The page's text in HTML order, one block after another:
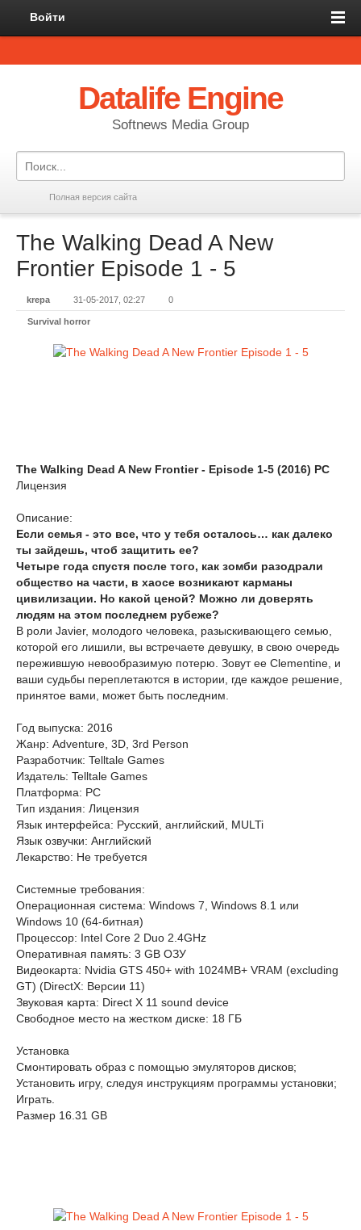
Войти
Datalife Engine
Softnews Media Group
Полная версия сайта
The Walking Dead A New
Frontier Episode 1 - 5
krepa 31-05-2017, 02:27 0
Survival horror
The Walking Dead A New Frontier - Episode 1-5 (2016) PC
Лицензия
Описание:
Если семья - это все, что у тебя осталось… как далеко
ты зайдешь, чтоб защитить ее?
Четыре года спустя после того, как зомби разодрали
общество на части, в хаосе возникают карманы
цивилизации. Но какой ценой? Можно ли доверять
людям на этом последнем рубеже?
В роли Javier, молодого человека, разыскивающего семью,
которой его лишили, вы встречаете девушку, в свою очередь
пережившую невообразимую потерю. Зовут ее Clementine, и
ваши судьбы переплетаются в истории, где каждое решение,
принятое вами, может быть последним.
Год выпуска: 2016
Жанр: Adventure, 3D, 3rd Person
Разработчик: Telltale Games
Издатель: Telltale Games
Платформа: РС
Тип издания: Лицензия
Язык интерфейса: Русский, английский, MULTi
Язык озвучки: Английский
Лекарство: Не требуется
Системные требования:
Операционная система: Windows 7, Windows 8.1 или
Windows 10 (64-битная)
Процессор: Intel Core 2 Duo 2.4GHz
Оперативная память: 3 GB ОЗУ
Видеокарта: Nvidia GTS 450+ with 1024MB+ VRAM (excluding
GT) (DirectX: Версии 11)
Звуковая карта: Direct X 11 sound device
Свободное место на жестком диске: 18 ГБ
Установка
Смонтировать образ с помощью эмуляторов дисков;
Установить игру, следуя инструкциям программы установки;
Играть.
Размер 16.31 GB